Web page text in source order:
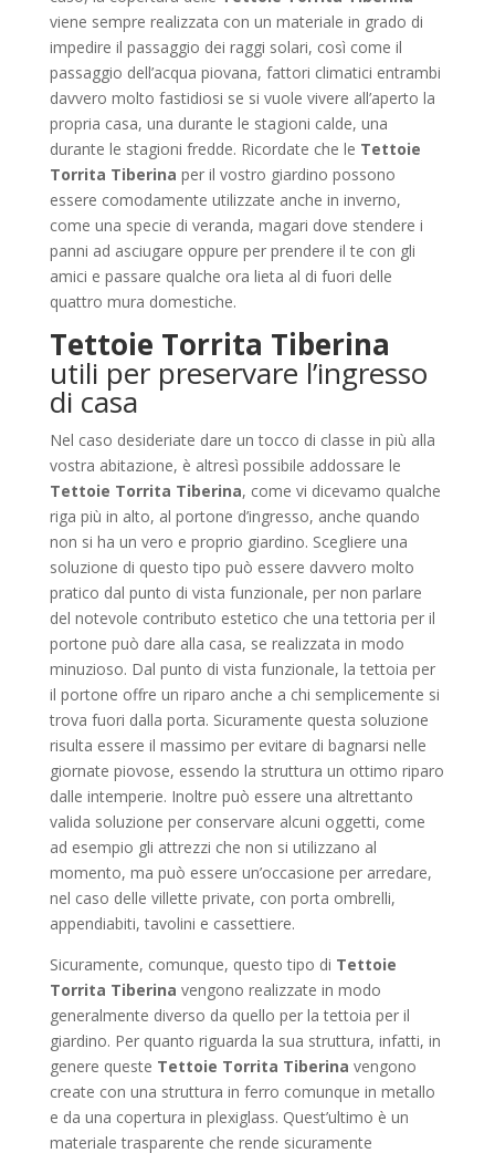
viene sempre realizzata con un materiale in grado di
impedire il passaggio dei raggi solari, così come il
passaggio dell’acqua piovana, fattori climatici entrambi
davvero molto fastidiosi se si vuole vivere all’aperto la
propria casa, una durante le stagioni calde, una
durante le stagioni fredde. Ricordate che le Tettoie
Torrita Tiberina per il vostro giardino possono
essere comodamente utilizzate anche in inverno,
come una specie di veranda, magari dove stendere i
panni ad asciugare oppure per prendere il te con gli
amici e passare qualche ora lieta al di fuori delle
quattro mura domestiche.
Tettoie Torrita Tiberina
utili per preservare l’ingresso
di casa
Nel caso desideriate dare un tocco di classe in più alla
vostra abitazione, è altresì possibile addossare le
Tettoie Torrita Tiberina, come vi dicevamo qualche
riga più in alto, al portone d’ingresso, anche quando
non si ha un vero e proprio giardino. Scegliere una
soluzione di questo tipo può essere davvero molto
pratico dal punto di vista funzionale, per non parlare
del notevole contributo estetico che una tettoria per il
portone può dare alla casa, se realizzata in modo
minuzioso. Dal punto di vista funzionale, la tettoia per
il portone offre un riparo anche a chi semplicemente si
trova fuori dalla porta. Sicuramente questa soluzione
risulta essere il massimo per evitare di bagnarsi nelle
giornate piovose, essendo la struttura un ottimo riparo
dalle intemperie. Inoltre può essere una altrettanto
valida soluzione per conservare alcuni oggetti, come
ad esempio gli attrezzi che non si utilizzano al
momento, ma può essere un’occasione per arredare,
nel caso delle villette private, con porta ombrelli,
appendiabiti, tavolini e cassettiere.
Sicuramente, comunque, questo tipo di Tettoie
Torrita Tiberina vengono realizzate in modo
generalmente diverso da quello per la tettoia per il
giardino. Per quanto riguarda la sua struttura, infatti, in
genere queste Tettoie Torrita Tiberina vengono
create con una struttura in ferro comunque in metallo
e da una copertura in plexiglass. Quest’ultimo è un
materiale trasparente che rende sicuramente